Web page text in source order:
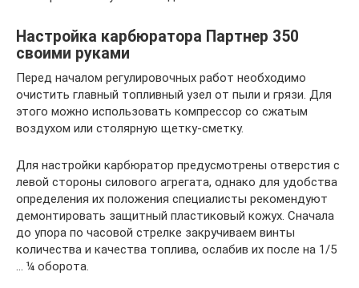
Настройка карбюратора Партнер 350
своими руками
Перед началом регулировочных работ необходимо
очистить главный топливный узел от пыли и грязи. Для
этого можно использовать компрессор со сжатым
воздухом или столярную щетку-сметку.
Для настройки карбюратор предусмотрены отверстия с
левой стороны силового агрегата, однако для удобства
определения их положения специалисты рекомендуют
демонтировать защитный пластиковый кожух. Сначала
до упора по часовой стрелке закручиваем винты
количества и качества топлива, ослабив их после на 1/5
… ¼ оборота.